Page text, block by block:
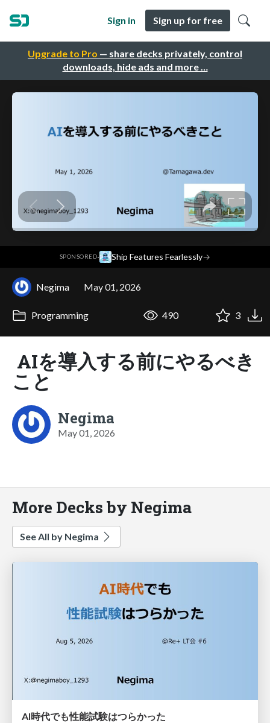
Upgrade to Pro — share decks privately, control
downloads, hide ads and more …
Sign in Sign up for free
SPONSORED· Ship Features Fearlessly→
Negima May 01, 2026
Programming 490 3
AIを導入する前にやるべき
こと
Negima
May 01, 2026
More Decks by Negima
See All by Negima
AI時代でも性能試験はつらかった